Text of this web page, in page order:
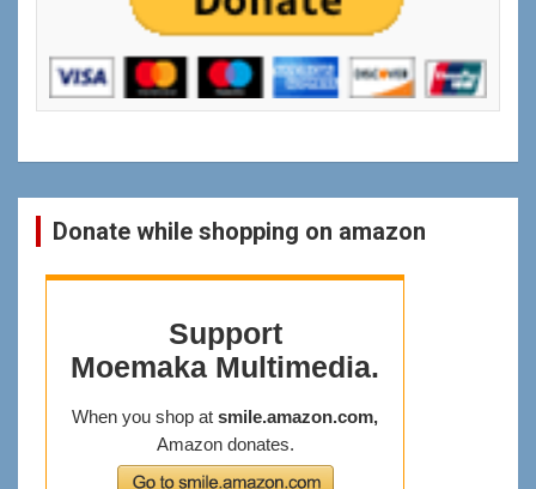
Donate while shopping on amazon